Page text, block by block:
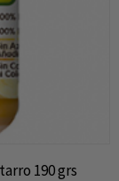
190 grs